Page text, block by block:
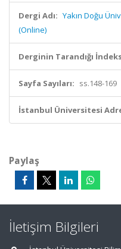
Dergi Adı: Yakın Doğu
(Online)
Derginin Tarandığı
Sayfa Sayıları: ss.148-169
İstanbul Üniversitesi
Paylaş
İletişim Bilgileri